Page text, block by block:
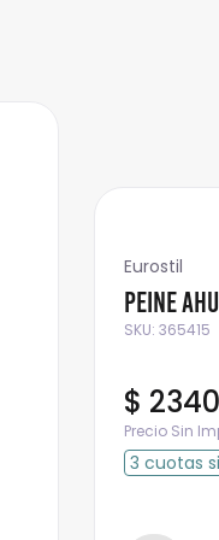
Eurostil
Peine
SKU: 365415
$ 2340
Precio Sin
3 cuotas